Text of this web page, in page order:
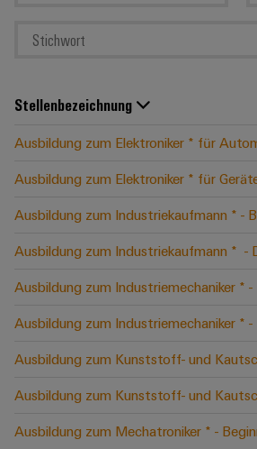
Stellenbezeichnung
Ausbildung zum Elektroniker * für
Ausbildung zum Elektroniker * für
Ausbildung zum Industriekaufmann * -
Ausbildung zum Industriekaufmann *
Ausbildung zum Industriemechaniker *
Ausbildung zum Industriemechaniker *
Ausbildung zum Kunststoff- und
Ausbildung zum Kunststoff- und
Ausbildung zum Mechatroniker * -